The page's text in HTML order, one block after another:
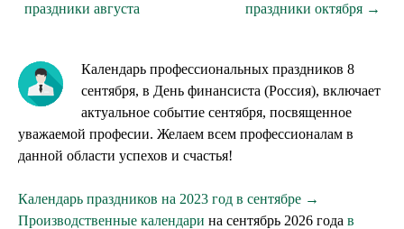
праздники августа
праздники октября →
Календарь профессиональных праздников 8
сентября, в День финансиста (Россия), включает
актуальное событие сентября, посвященное
уважаемой професии. Желаем всем профессионалам в
данной области успехов и счастья!
Календарь праздников на 2023 год в сентябре →
Производственные календари на сентябрь 2026 года в